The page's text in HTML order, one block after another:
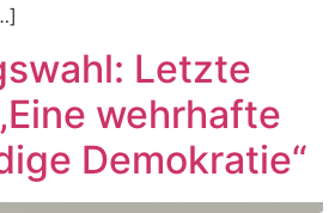
Letzte
wehrhafte
Demokratie“